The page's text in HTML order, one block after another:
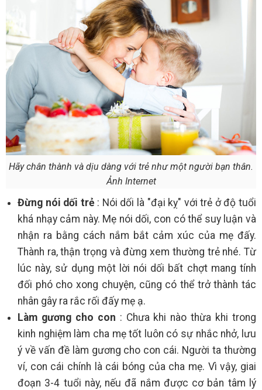
Hãy chân thành và dịu dàng với trẻ như một người bạn thân.
Ảnh Internet
Đừng nói dối trẻ : Nói dối là "đại kỵ" với trẻ ở độ tuổi
khá nhạy cảm này. Mẹ nói dối, con có thể suy luận và
nhận ra bằng cách nắm bắt cảm xúc của mẹ đấy.
Thành ra, thận trọng và đừng xem thường trẻ nhé. Từ
lúc này, sử dụng một lời nói dối bất chợt mang tính
đối phó cho xong chuyện, cũng có thể trở thành tác
nhân gây ra rắc rối đấy mẹ ạ.
Làm gương cho con : Chưa khi nào thừa khi trong
kinh nghiệm làm cha mẹ tốt luôn có sự nhắc nhở, lưu
ý về vấn đề làm gương cho con cái. Người ta thường
ví, con cái chính là cái bóng của cha mẹ. Vì vậy, giai
đoạn 3-4 tuổi này, nếu đã nắm được cơ bản tâm lý